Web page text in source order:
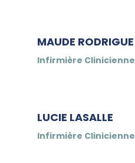
MAUDE RODRIGUE
Infirmière Clinicienne
LUCIE LASALLE
Infirmière Clinicienne